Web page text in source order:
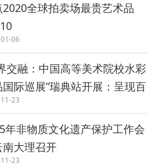
2020全球拍卖场最贵艺术品
06
交融：中国高等美术院校水彩
际巡展”瑞典站开展：呈现百
水彩的当代嬗变
23
年非物质文化遗产保护工作会
南大理召开
23